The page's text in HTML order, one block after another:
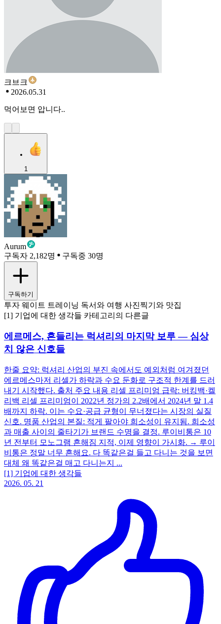
크브크
2026.05.31
먹어보면 압니다..
1
Aurum
구독자 2,182명
구독중 30명
구독하기
투자 웨이트 트레이닝 독서와 여행 사진찍기와 맛집
[1] 기업에 대한 생각들 카테고리의 다른글
에르메스, 흔들리는 럭셔리의 마지막 보루 — 심상
치 않은 신호들
한줄 요약: 럭셔리 산업의 부진 속에서도 예외처럼 여겨졌던
에르메스마저 리셀가 하락과 수요 둔화로 구조적 한계를 드러
내기 시작했다. 출처 주요 내용 리셀 프리미엄 급락: 버킹백·켈
리백 리셀 프리미엄이 2022년 정가의 2.2배에서 2024년 말 1.4
배까지 하락. 이는 수요·공급 균형이 무너졌다는 시장의 실질
신호. 명품 산업의 본질: 적게 팔아야 희소성이 유지됨. 희소성
과 매출 사이의 줄타기가 브랜드 수명을 결정. 루이비통은 10
년 전부터 모노그램 흔해짐 지적, 이제 영향이 가시화. → 루이
비통은 정말 너무 흔해요. 다 똑같은걸 들고 다니는 것을 보면
대체 왜 똑같은걸 매고 다니는지 ...
[1] 기업에 대한 생각들
2026. 05. 21